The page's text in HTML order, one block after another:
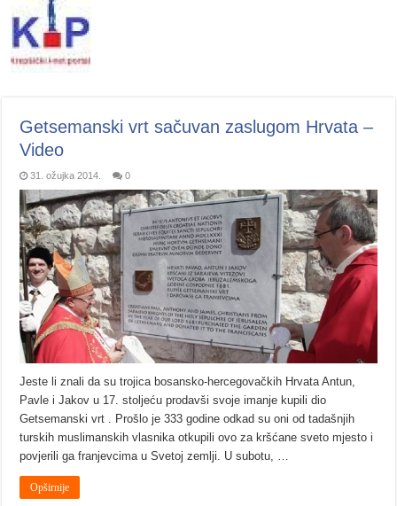
Getsemanski vrt sačuvan zaslugom Hrvata –
Video
31. ožujka 2014. 0
Jeste li znali da su trojica bosansko-hercegovačkih Hrvata Antun,
Pavle i Jakov u 17. stoljeću prodavši svoje imanje kupili dio
Getsemanski vrt . Prošlo je 333 godine odkad su oni od tadašnjih
turskih muslimanskih vlasnika otkupili ovo za kršćane sveto mjesto i
povjerili ga franjevcima u Svetoj zemlji. U subotu, …
Opširnije